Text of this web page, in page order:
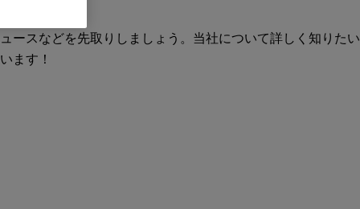
ースなどを先取りしましょう。当社について詳しく知りたい
ます！